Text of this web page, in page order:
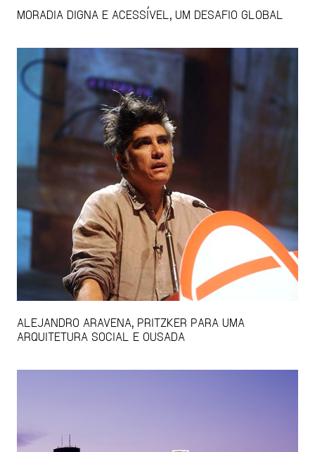
MORADIA DIGNA E ACESSÍVEL, UM DESAFIO GLOBAL
ALEJANDRO ARAVENA, PRITZKER PARA UMA
ARQUITETURA SOCIAL E OUSADA